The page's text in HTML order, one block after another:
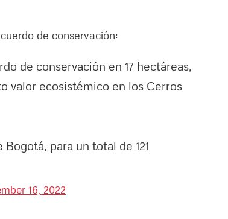
de conservación:
de conservación en 17 hectáreas,
valor ecosistémico en los Cerros
para un total de 121
16, 2022